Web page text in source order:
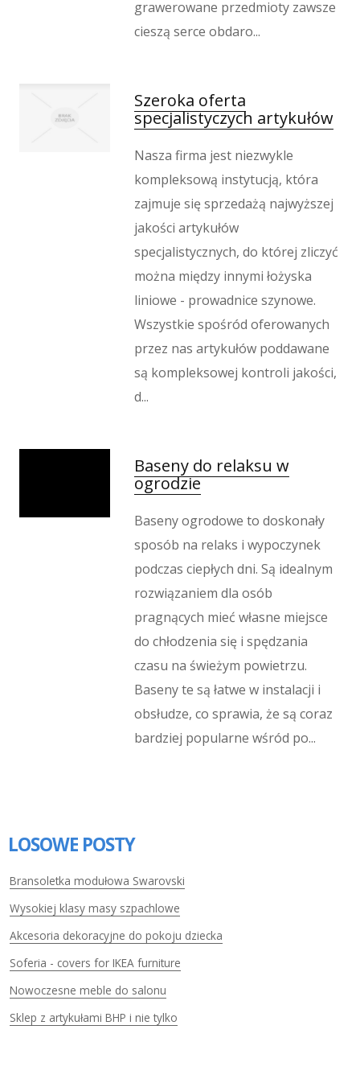
grawerowane przedmioty zawsze
cieszą serce obdaro...
Szeroka oferta
specjalistyczych artykułów
Nasza firma jest niezwykle
kompleksową instytucją, która
zajmuje się sprzedażą najwyższej
jakości artykułów
specjalistycznych, do której zliczyć
można między innymi łożyska
liniowe - prowadnice szynowe.
Wszystkie spośród oferowanych
przez nas artykułów poddawane
są kompleksowej kontroli jakości,
d...
Baseny do relaksu w
ogrodzie
Baseny ogrodowe to doskonały
sposób na relaks i wypoczynek
podczas ciepłych dni. Są idealnym
rozwiązaniem dla osób
pragnących mieć własne miejsce
do chłodzenia się i spędzania
czasu na świeżym powietrzu.
Baseny te są łatwe w instalacji i
obsłudze, co sprawia, że są coraz
bardziej popularne wśród po...
LOSOWE POSTY
Bransoletka modułowa Swarovski
Wysokiej klasy masy szpachlowe
Akcesoria dekoracyjne do pokoju dziecka
Soferia - covers for IKEA furniture
Nowoczesne meble do salonu
Sklep z artykułami BHP i nie tylko